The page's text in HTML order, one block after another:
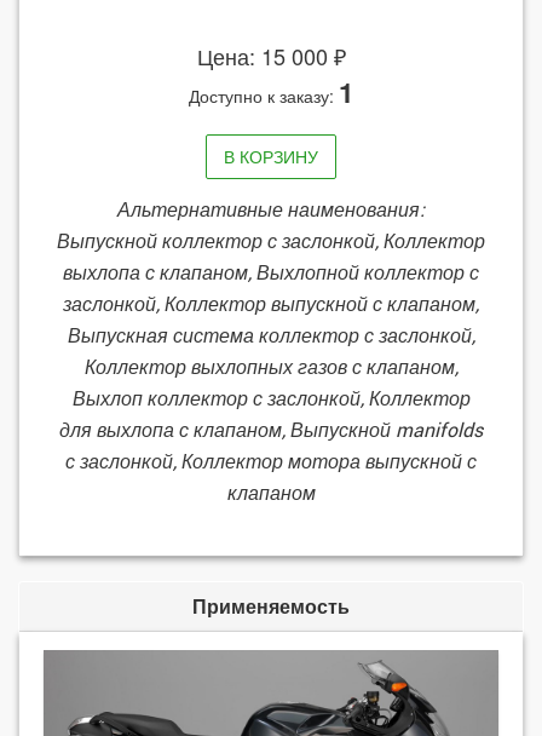
Цена: 15 000 ₽
Доступно к заказу: 1
В КОРЗИНУ
Альтернативные наименования:
Выпускной коллектор с заслонкой, Коллектор
выхлопа с клапаном, Выхлопной коллектор с
заслонкой, Коллектор выпускной с клапаном,
Выпускная система коллектор с заслонкой,
Коллектор выхлопных газов с клапаном,
Выхлоп коллектор с заслонкой, Коллектор
для выхлопа с клапаном, Выпускной manifolds
с заслонкой, Коллектор мотора выпускной с
клапаном
Применяемость